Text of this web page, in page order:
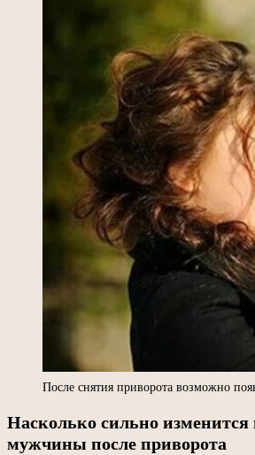
После снятия приворота возможно
Насколько сильно изменится
мужчины после приворота